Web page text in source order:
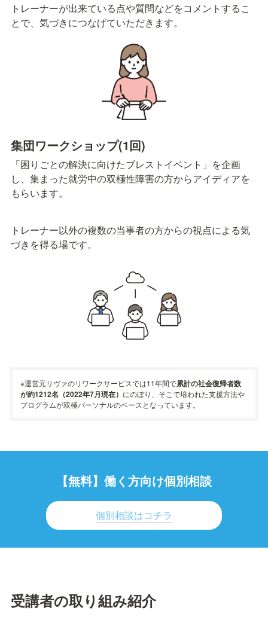
トレーナーが出来ている点や質問などをコメントするこ
とで、気づきにつなげていただきます。
集団ワークショップ(1回)
「困りごとの解決に向けたブレストイベント」を企画
し、集まった就労中の双極性障害の方からアイディアを
もらいます。
トレーナー以外の複数の当事者の方からの視点による気
づきを得る場です。
※運営元リヴァのリワークサービスでは11年間で累計の社会復帰者数
が約1212名（2022年7月現在） にのぼり、そこで培われた支援方法や
プログラムが双極パーソナルのベースとなっています。
【無料】働く方向け個別相談
個別相談はコチラ
受講者の取り組み紹介